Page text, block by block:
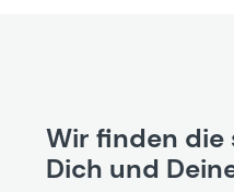
Wir finden
Dich und